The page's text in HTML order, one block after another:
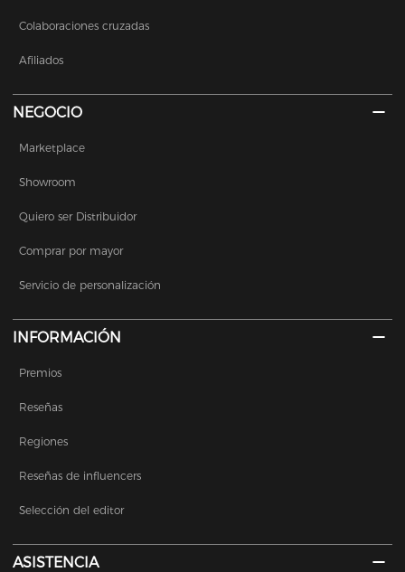
Colaboraciones cruzadas
Afiliados
NEGOCIO
Marketplace
Showroom
Quiero ser Distribuidor
Comprar por mayor
Servicio de personalización
INFORMACIÓN
Premios
Reseñas
Regiones
Reseñas de influencers
Selección del editor
ASISTENCIA